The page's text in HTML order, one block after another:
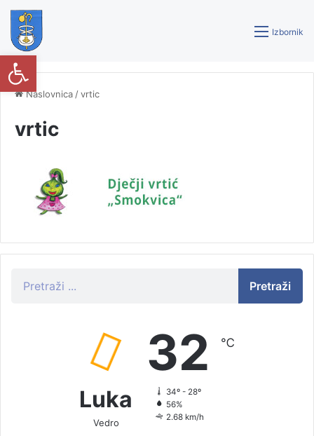
Izbornik
Naslovnica /vrtic
vrtic
Pretraži
Luka
Vedro
32 ℃
34º - 28º
56%
2.68 km/h
Open toolbar